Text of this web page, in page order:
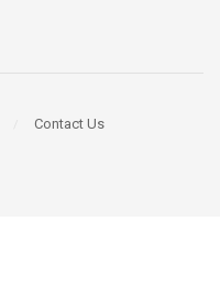
Contact Us